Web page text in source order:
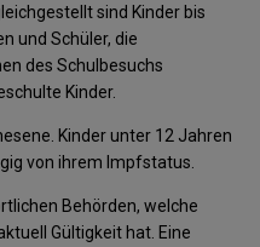
sind Kinder bis
und Schüler, die
des Schulbesuchs
Kinder.
Kinder unter 12 Jahren
von ihrem Impfstatus.
Behörden, welche
Gültigkeit hat. Eine